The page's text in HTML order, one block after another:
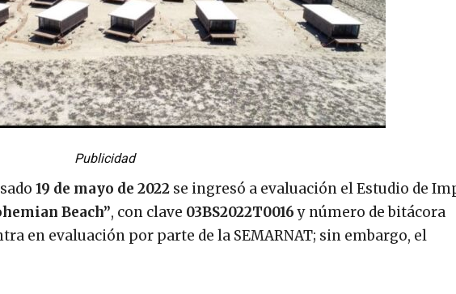
Publicidad
19 de mayo de 2022 se ingresó a evaluación el Estudio de
Beach”, con clave 03BS2022T0016y número de bitácora
en evaluación por parte de la SEMARNAT; sin embargo, el